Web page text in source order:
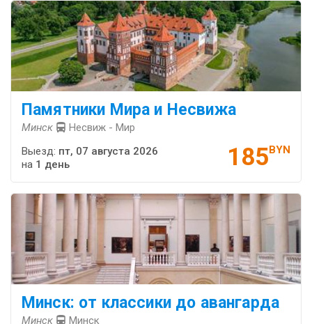
Памятники Мира и Несвижа
Минск Несвиж - Мир
185BYN
Выезд: пт, 07 августа 2026
на 1 день
Минск: от классики до авангарда
Минск Минск